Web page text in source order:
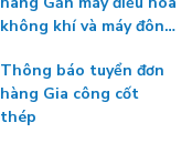
không khí và máy đông
Thông báo tuyển đơn
hàng Gia công cốt
thép